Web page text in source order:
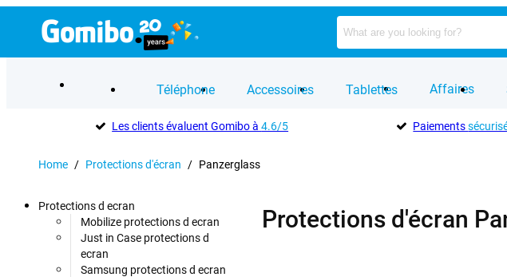
Téléphone Accessoires Tablettes Affaires
Les clients évaluent Gomibo à4.6/5 Paiements
Home / Protections d'écran / Panzerglass
Protections d ecran
Mobilize protections d ecran
Just in Case protections d
ecran
Samsung protections d ecran
Protections d'écran